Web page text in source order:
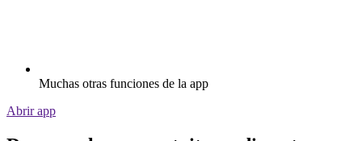
Muchas otras funciones de la app
Abrir app